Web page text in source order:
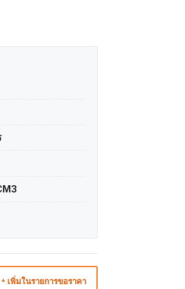
+ เพิ่มในรายการขอราคา